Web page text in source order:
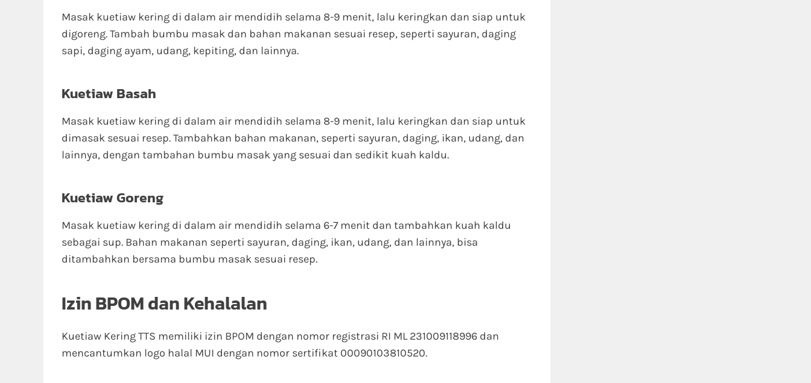
Masak kuetiaw kering di dalam air mendidih selama 8-9 menit, lalu keringkan dan siap untuk
digoreng. Tambah bumbu masak dan bahan makanan sesuai resep, seperti sayuran, daging
sapi, daging ayam, udang, kepiting, dan lainnya.
Kuetiaw Basah
Masak kuetiaw kering di dalam air mendidih selama 8-9 menit, lalu keringkan dan siap untuk
dimasak sesuai resep. Tambahkan bahan makanan, seperti sayuran, daging, ikan, udang, dan
lainnya, dengan tambahan bumbu masak yang sesuai dan sedikit kuah kaldu.
Kuetiaw Goreng
Masak kuetiaw kering di dalam air mendidih selama 6-7 menit dan tambahkan kuah kaldu
sebagai sup. Bahan makanan seperti sayuran, daging, ikan, udang, dan lainnya, bisa
ditambahkan bersama bumbu masak sesuai resep.
Izin BPOM dan Kehalalan
Kuetiaw Kering TTS memiliki izin BPOM dengan nomor registrasi RI ML 231009118996 dan
mencantumkan logo halal MUI dengan nomor sertifikat 00090103810520.